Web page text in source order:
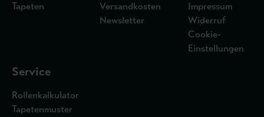
Tapeten
Versandkosten
Newsletter
Impressum
Widerruf
Cookie-
Einstellungen
Service
Rollenkalkulator
Tapetenmuster